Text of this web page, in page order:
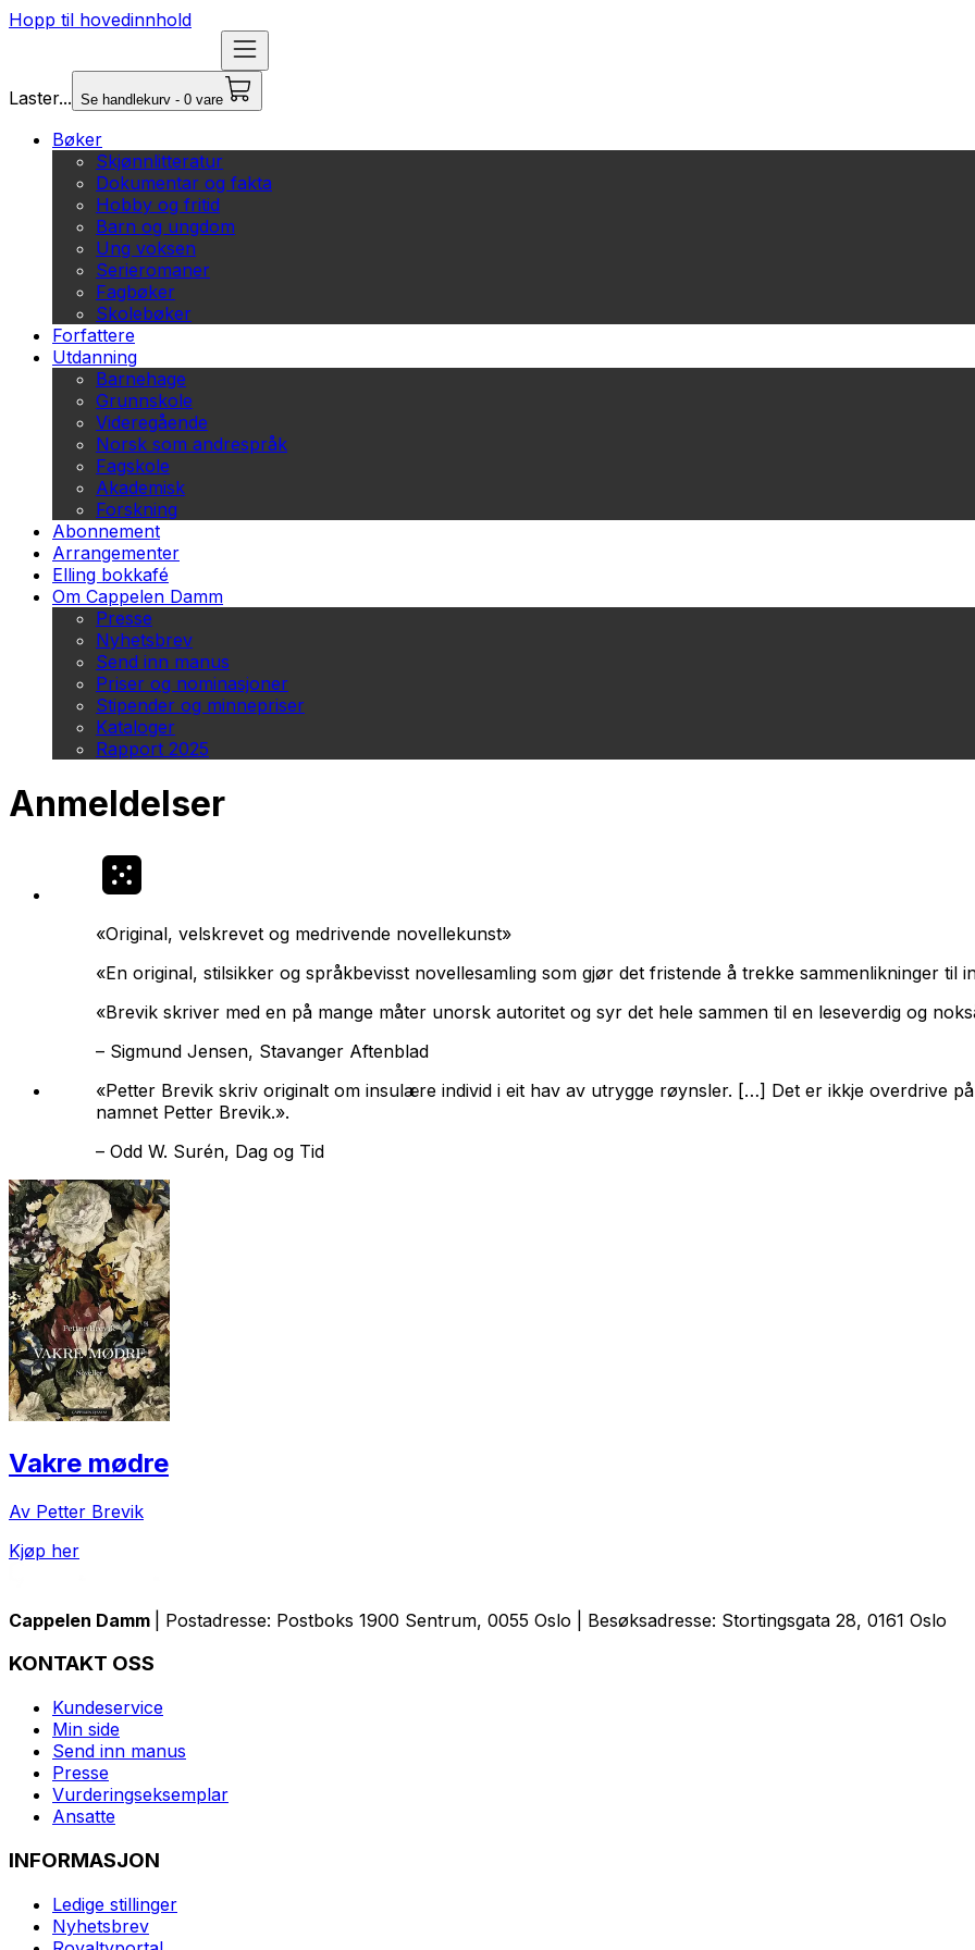
Hopp til hovedinnhold
Laster... Se handlekurv - 0 vare
Bøker
Skjønnlitteratur
Dokumentar og fakta
Hobby og fritid
Barn og ungdom
Ung voksen
Serieromaner
Fagbøker
Skolebøker
Forfattere
Utdanning
Barnehage
Grunnskole
Videregående
Norsk som andrespråk
Fagskole
Akademisk
Forskning
Abonnement
Arrangementer
Elling bokkafé
Om Cappelen Damm
Presse
Nyhetsbrev
Send inn manus
Priser og nominasjoner
Stipender og minnepriser
Kataloger
Rapport 2025
Anmeldelser
«Original, velskrevet og medrivende novellekunst»
«En original, stilsikker og språkbevisst novellesamling som gjør det fristende å trekke sammenlikninger til
«Brevik skriver med en på mange måter unorsk autoritet og syr det hele sammen til en leseverdig og
– Sigmund Jensen, Stavanger Aftenblad
«Petter Brevik skriv originalt om insulære individ i eit hav av utrygge røynsler. […] Det er ikkje overdrive
namnet Petter Brevik.».
– Odd W. Surén, Dag og Tid
Vakre mødre
Av Petter Brevik
Kjøp her
Cappelen Damm | Postadresse: Postboks 1900 Sentrum, 0055 Oslo | Besøksadresse: Stortingsgata 28, 0161 Oslo
KONTAKT OSS
Kundeservice
Min side
Send inn manus
Presse
Vurderingseksemplar
Ansatte
INFORMASJON
Ledige stillinger
Nyhetsbrev